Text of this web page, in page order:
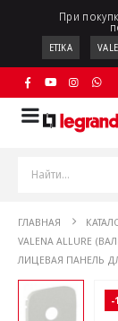
При
ETIKA
ГЛАВНАЯ
VALENA ALLURE
ЛИЦЕВАЯ ПАНЕЛЬ
-